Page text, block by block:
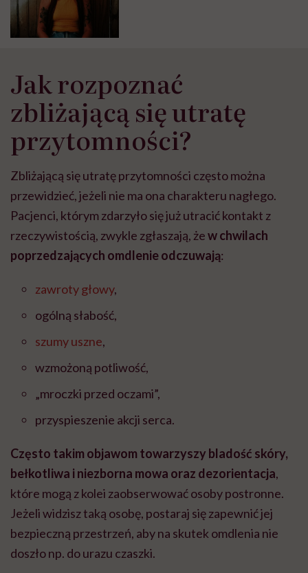
Jak rozpoznać
zbliżającą się utratę
przytomności?
Zbliżającą się utratę przytomności często można
przewidzieć, jeżeli nie ma ona charakteru nagłego.
Pacjenci, którym zdarzyło się już utracić kontakt z
rzeczywistością, zwykle zgłaszają, żew chwilach
poprzedzających omdlenie odczuwają:
zawroty głowy,
ogólną słabość,
szumy uszne,
wzmożoną potliwość,
„mroczki przed oczami”,
przyspieszenie akcji serca.
Często takim objawom towarzyszy bladość skóry,
bełkotliwa i niezborna mowa oraz dezorientacja,
które mogą z kolei zaobserwować osoby postronne.
Jeżeli widzisz taką osobę, postaraj się zapewnić jej
bezpieczną przestrzeń, aby na skutek omdlenia nie
doszło np. do urazu czaszki.